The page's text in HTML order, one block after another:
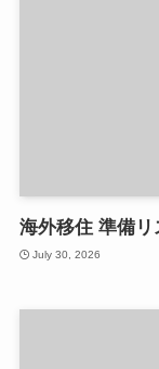
海外移住 準備
July 30, 2026